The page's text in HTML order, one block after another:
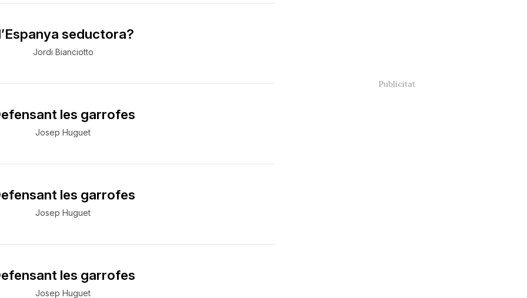
seductora?
Jordi Bianciotto
les garrofes
Josep Huguet
les garrofes
Josep Huguet
les garrofes
Josep Huguet